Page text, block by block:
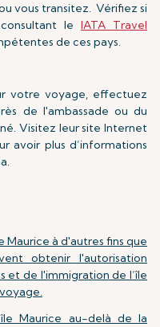
vous transitez. Vérifiez si
le IATA Travel
de ces pays.
votre voyage, effectuez
de l'ambassade ou du
Visitez leur site Internet
avoir plus d’informations
Maurice à d'autres fins que
obtenir l'autorisation
et de l'immigration de l’île
Maurice au-delà de la